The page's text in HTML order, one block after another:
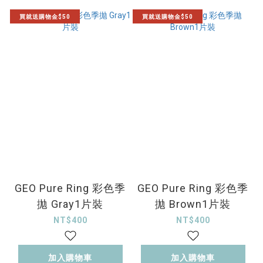
買就送購物金$50
GEO Pure Ring 彩色季
拋 Gray1片裝
NT$400
加入購物車
買就送購物金$50
GEO Pure Ring 彩色季
拋 Brown1片裝
NT$400
加入購物車